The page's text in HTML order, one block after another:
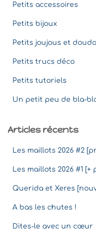
Petits accessoires
Petits bijoux
Petits joujous et
Petits trucs déco
Petits tutoriels
Un petit peu de bla-
Articles récents
Les maillots 2026 #2
Les maillots 2026 #1
Querida et Xeres
A bas les chutes !
Dites-le avec un cœur